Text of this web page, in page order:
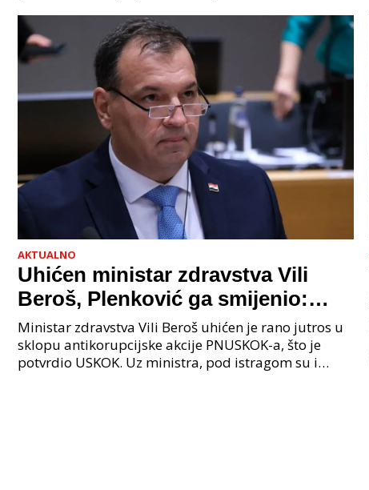
AKTUALNO
Uhićen ministar zdravstva Vili
Beroš, Plenković ga smijenio:
Istraga USKOK-a zbog korupcije
Ministar zdravstva Vili Beroš uhićen je rano jutros u
sklopu antikorupcijske akcije PNUSKOK-a, što je
potvrdio USKOK. Uz ministra, pod istragom su i